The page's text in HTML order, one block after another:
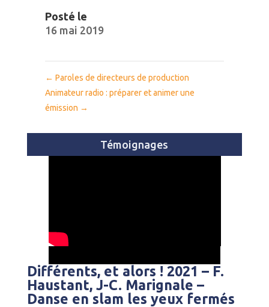
Posté le
16 mai 2019
← Paroles de directeurs de production
Animateur radio : préparer et animer une
émission →
Témoignages
Différents, et alors ! 2021 – F.
Haustant, J-C. Marignale –
Danse en slam les yeux fermés